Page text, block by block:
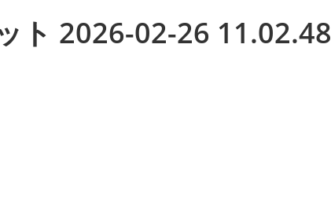
ト 2026-02-26 11.02.48